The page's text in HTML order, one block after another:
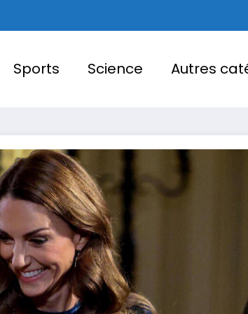
Sports Science Autres